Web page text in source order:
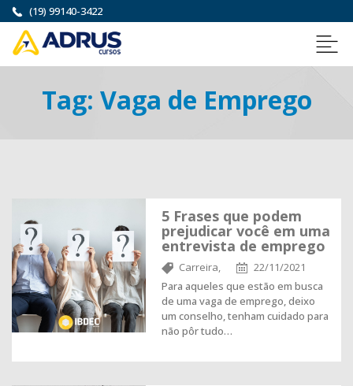
(19) 99140-3422
Tag: Vaga de Emprego
5 Frases que podem
prejudicar você em uma
entrevista de emprego
Carreira,
22/11/2021
Para aqueles que estão em busca
de uma vaga de emprego, deixo
um conselho, tenham cuidado para
não pôr tudo…